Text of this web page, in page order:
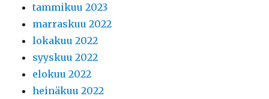
tammikuu 2023
marraskuu 2022
lokakuu 2022
syyskuu 2022
elokuu 2022
heinäkuu 2022